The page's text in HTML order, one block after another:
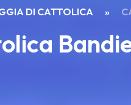
DI CATTOLICA »